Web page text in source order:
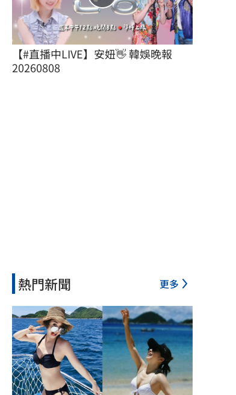
【#直播中LIVE】安妞👋 韓娛晚報
20260808
熱門新聞 更多